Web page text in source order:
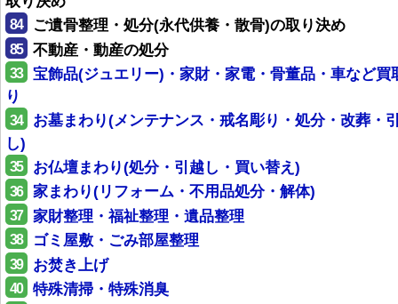
84 ご遺骨整理・処分(永代供養・散骨)の取り決め
85 不動産・動産の処分
33
宝飾品(ジュエリー)・家財・家電・骨董品・車など買
り
34
お墓まわり(メンテナンス・戒名彫り・処分・改葬・
し)
35 お仏壇まわり(処分・引越し・買い替え)
36 家まわり(リフォーム・不用品処分・解体)
37 家財整理・福祉整理・遺品整理
38 ゴミ屋敷・ごみ部屋整理
39 お焚き上げ
40 特殊清掃・特殊消臭